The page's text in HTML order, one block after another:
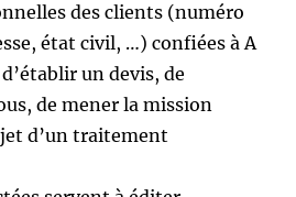
des clients (numéro
état civil, …) confiées à A
un devis, de
de mener la mission
d’un traitement